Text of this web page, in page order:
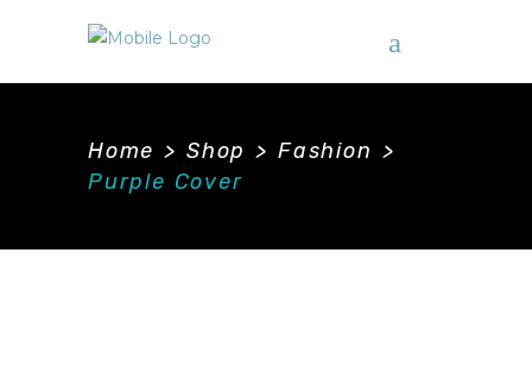
Home > Shop > Fashion >
Purple Cover